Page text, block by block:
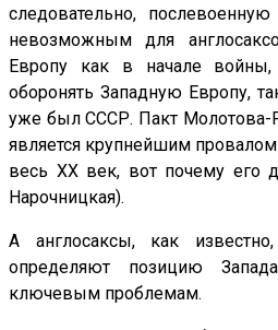
следовательно,
невозможным для
Европу как в начале
оборонять Западную Европу,
уже был СССР. Пакт Молотова-
является крупнейшим провалом
весь ХХ век, вот почему его
Нарочницкая).
А англосаксы, как
определяют позицию
ключевым проблемам.